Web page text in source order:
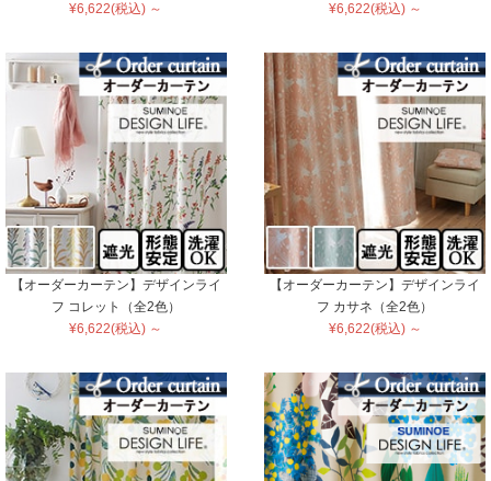
¥6,622(税込) ～
¥6,622(税込) ～
【オーダーカーテン】デザインライ
フ コレット（全2色）
¥6,622(税込) ～
【オーダーカーテン】デザインライ
フ カサネ（全2色）
¥6,622(税込) ～